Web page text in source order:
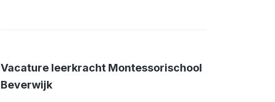
Vacature leerkracht Montessorischool
Beverwijk